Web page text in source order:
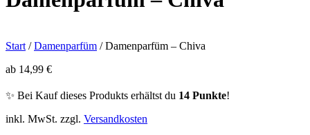
Start /Damenparfüm / Damenparfüm – Chiva
ab 14,99 €
✨ Bei Kauf dieses Produkts erhältst du 14 Punkte!
inkl. MwSt. zzgl. Versandkosten